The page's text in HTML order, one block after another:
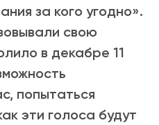
за кого угодно».
свою
в декабре 11
попытаться
эти голоса будут